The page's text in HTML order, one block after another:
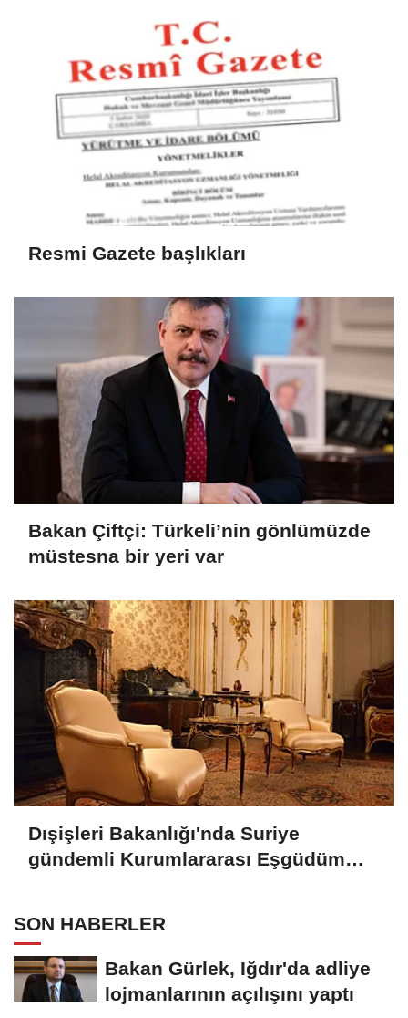
Resmi Gazete başlıkları
Bakan Çiftçi: Türkeli’nin gönlümüzde
müstesna bir yeri var
Dışişleri Bakanlığı'nda Suriye
gündemli Kurumlararası Eşgüdüm
SON HABERLER
Bakan Gürlek, Iğdır'da adliye
lojmanlarının açılışını yaptı